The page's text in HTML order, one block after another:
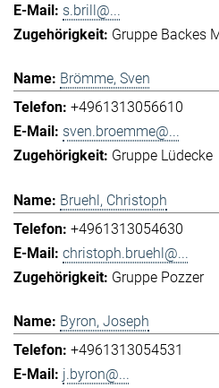
s.brill@...
Gruppe Backes
Brömme, Sven
+4961313056610
sven.broemme@...
Gruppe Lüdecke
Bruehl, Christoph
+4961313054630
christoph.bruehl@...
Gruppe Pozzer
Byron, Joseph
+4961313054531
j.byron@...